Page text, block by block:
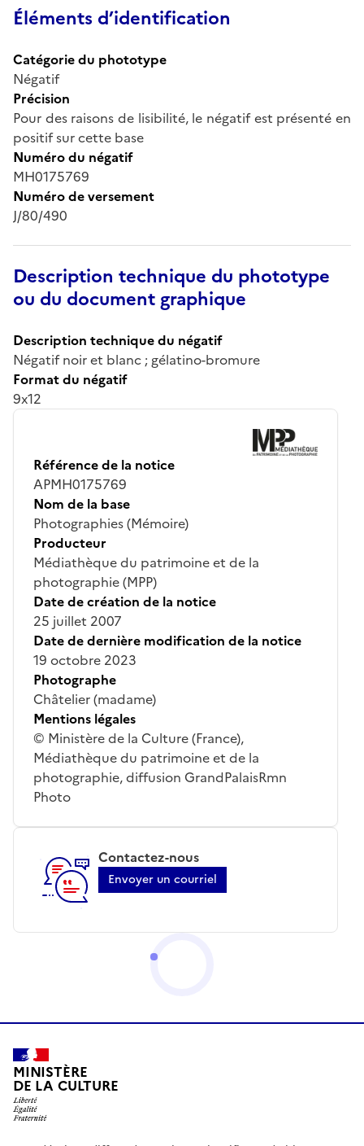
Éléments d’identification
Catégorie du phototype
Négatif
Précision
Pour des raisons de lisibilité, le négatif est présenté en
positif sur cette base
Numéro du négatif
MH0175769
Numéro de versement
J/80/490
Description technique du phototype
ou du document graphique
Description technique du négatif
Négatif noir et blanc ; gélatino-bromure
Format du négatif
9x12
Référence de la notice
APMH0175769
Nom de la base
Photographies (Mémoire)
Producteur
Médiathèque du patrimoine et de la
photographie (MPP)
Date de création de la notice
25 juillet 2007
Date de dernière modification de la notice
19 octobre 2023
Photographe
Châtelier (madame)
Mentions légales
© Ministère de la Culture (France),
Médiathèque du patrimoine et de la
photographie, diffusion GrandPalaisRmn
Photo
Contactez-nous
Envoyer un courriel
MINISTÈRE
DE LA CULTURE